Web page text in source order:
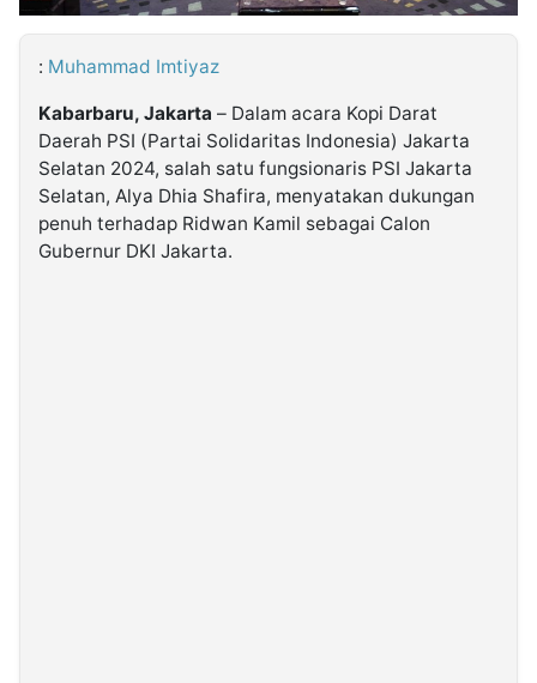
: Muhammad Imtiyaz
Kabarbaru, Jakarta – Dalam acara Kopi Darat
Daerah PSI (Partai Solidaritas Indonesia) Jakarta
Selatan 2024, salah satu fungsionaris PSI Jakarta
Selatan, Alya Dhia Shafira, menyatakan dukungan
penuh terhadap Ridwan Kamil sebagai Calon
Gubernur DKI Jakarta.